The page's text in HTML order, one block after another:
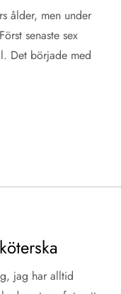
ålder, men under
senaste sex
Det började med
jag har alltid